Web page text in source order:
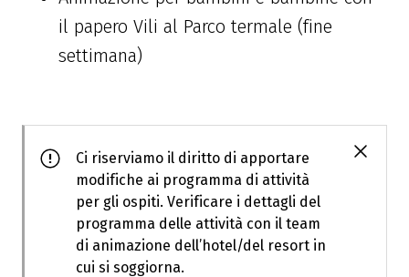
il papero Vili al Parco termale (fine
settimana)
Ci riserviamo il diritto di apportare
modifiche ai programma di attività
per gli ospiti. Verificare i dettagli del
programma delle attività con il team
di animazione dell’hotel/del resort in
cui si soggiorna.